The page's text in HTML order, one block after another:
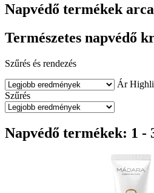
Napvédő termékek
Természetes napvédő
Szűrés és rendezés
Ár
Szűrés
Napvédő termékek: 1 -